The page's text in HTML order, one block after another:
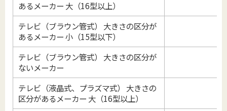
あるメーカー 大（16型以上）
テレビ（ブラウン管式） 大きさの区分が
あるメーカー 小（15型以下）
テレビ（ブラウン管式） 大きさの区分が
ないメーカー
テレビ（液晶式、プラズマ式） 大きさの
区分があるメーカー 大（16型以上）